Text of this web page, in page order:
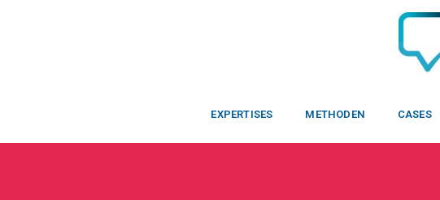
EXPERTISES METHODEN CASES